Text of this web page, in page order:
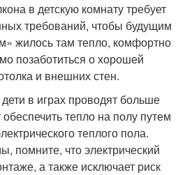
в детскую комнату требует
требований, чтобы будущим
жилось там тепло, комфортно
позаботиться о хорошей
и внешних стен.
в играх проводят больше
тепло на полу путем
теплого пола.
помните, что электрический
а также исключает риск